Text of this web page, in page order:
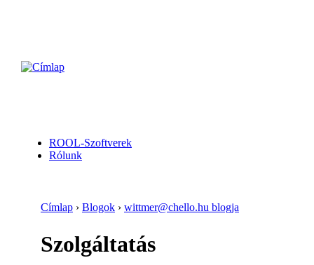
ROOL-Szoftverek
Rólunk
Címlap › Blogok › wittmer@chello.hu blogja
Szolgáltatás